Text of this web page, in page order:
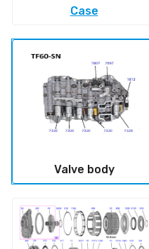
Case
Valve body